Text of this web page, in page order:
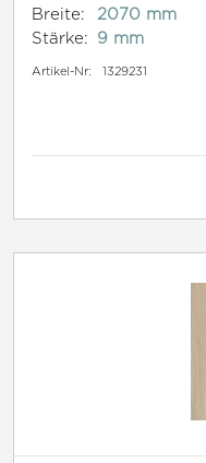
Breite:
2070 mm
Stärke:
9 mm
Artikel-Nr: 1329231